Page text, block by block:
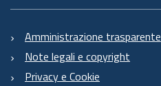
Amministrazione trasparente
Note legali e copyright
Privacy e Cookie